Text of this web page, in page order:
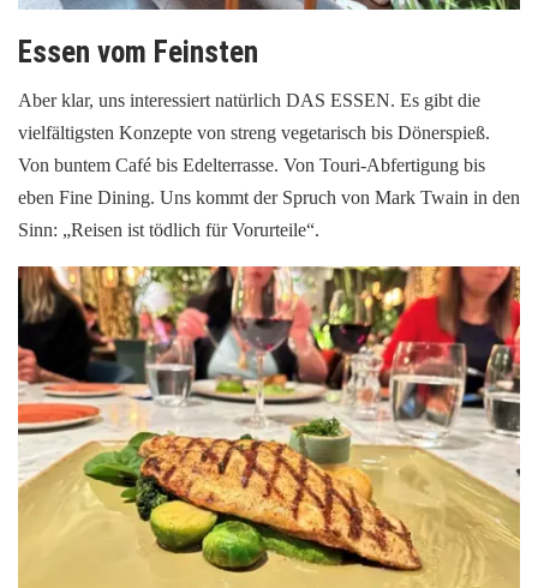
Essen vom Feinsten
Aber klar, uns interessiert natürlich DAS ESSEN. Es gibt die
vielfältigsten Konzepte von streng vegetarisch bis Dönerspieß.
Von buntem Café bis Edelterrasse. Von Touri-Abfertigung bis
eben Fine Dining. Uns kommt der Spruch von Mark Twain in den
Sinn: „Reisen ist tödlich für Vorurteile“.